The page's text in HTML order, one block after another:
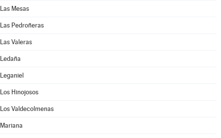
Las Mesas
Las Pedroñeras
Las Valeras
Ledaña
Leganiel
Los Hinojosos
Los Valdecolmenas
Mariana